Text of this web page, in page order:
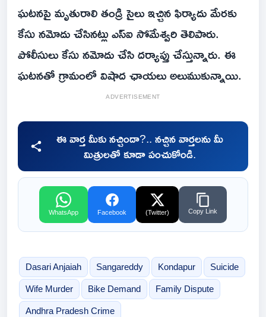
ఘటనపై మృతురాలి తండ్రి సైలు ఇచ్చిన ఫిర్యాదు మేరకు
కేసు నమోదు చేసినట్లు ఎస్ఐ సోమేశ్వరి తెలిపారు.
పోలీసులు కేసు నమోదు చేసి దర్యాప్తు చేస్తున్నారు. ఈ
ఘటనతో గ్రామంలో విషాద ఛాయలు అలుముకున్నాయి.
ADVERTISEMENT
ఈ వార్త మీకు నచ్చిందా?.. నచ్చిన వార్తలను మీ
మిత్రులతో కూడా పంచుకోండి.
WhatsApp Facebook (Twitter) Copy Link
Dasari Anjaiah Sangareddy Kondapur Suicide
Wife Murder Bike Demand Family Dispute
Andhra Pradesh Crime